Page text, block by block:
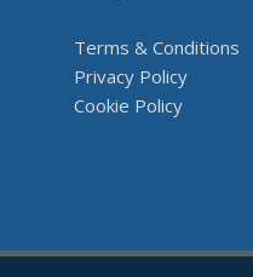
Terms & Conditions
Privacy Policy
Cookie Policy